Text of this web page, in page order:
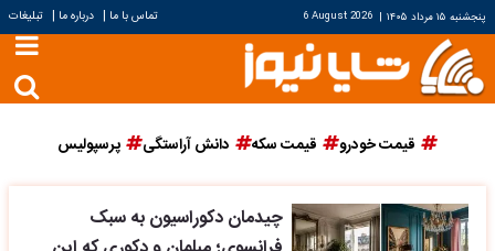
پنجشنبه ۱۵ مرداد ۱۴۰۵ |
6 August 2026 تماس با ما | درباره ما | تبلیغات
قیمت خودرو قیمت سکه دانش آراستگی پرسپولیس
چیدمان دکوراسیون به سبک